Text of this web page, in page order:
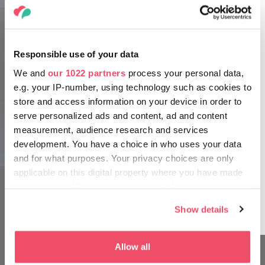
Responsible use of your data
We and our 1022 partners process your personal data,
e.g. your IP-number, using technology such as cookies to
store and access information on your device in order to
serve personalized ads and content, ad and content
measurement, audience research and services
development. You have a choice in who uses your data
and for what purposes. Your privacy choices are only
applicable on this digital property where you have made
If you allow, we would also like to:
Show details
Allow all
Palača Brunswick, Martonvásár
Palača Brunswick, Martonvásár
Sprehod v senci starih dreves
Ko boste spoznali zgodovino družine Brunswick in
Beethovna ter občudovali stavbo od zunaj in znotraj, se
odpravite še v park. V senci velikih dreves ob jezeru vodi
prijetna pot. Prečkajte leseni most in poiščite biser otoka,
Beethovnovo spominsko drevo. V mirnem okolju parka se
boste zlahka sprostili, če pa boste imeli srečo, boste morda